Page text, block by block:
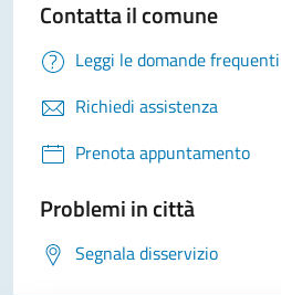
Contatta il comune
Leggi le domande frequenti
Richiedi assistenza
Prenota appuntamento
Problemi in città
Segnala disservizio